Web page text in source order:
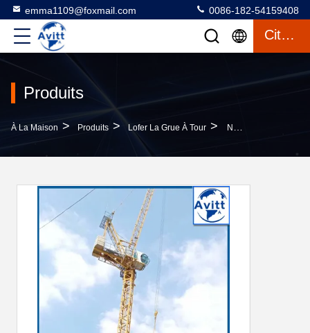
emma1109@foxmail.com 0086-182-54159408
Citation
Produits
À La Maison > Produits > Lofer La Grue À Tour > Nouveau LTC5013 Luffing Tower Crane 8 Tonnes Charge 50m Boom 3m Sections De Mât